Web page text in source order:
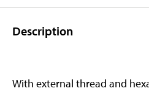
Description
With external thread and